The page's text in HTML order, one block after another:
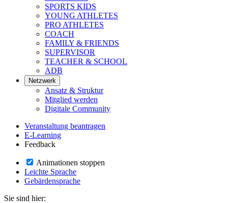
SPORTS KIDS
YOUNG ATHLETES
PRO ATHLETES
COACH
FAMILY & FRIENDS
SUPERVISOR
TEACHER & SCHOOL
ADB
Netzwerk
Ansatz & Struktur
Mitglied werden
Digitale Community
Veranstaltung beantragen
E-Learning
Feedback
Animationen stoppen
Leichte Sprache
Gebärdensprache
Sie sind hier: